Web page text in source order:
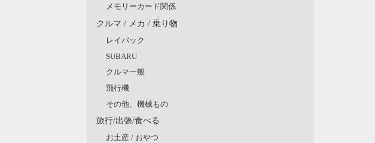
メモリーカード関係
クルマ / メカ / 乗り物
レイバック
SUBARU
クルマ一般
飛行機
その他、機械もの
旅行/出張/食べる
お土産 / おやつ